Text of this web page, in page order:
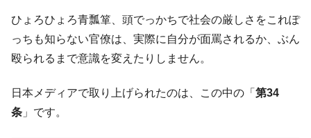
は韓国で『BYD』車は売れている。6カ月で対前年同期比
『Money1』
在韓米国大使スティールが着韓！⇒ さっそ
く空港に詰めかけ「出て行け！」「極右勢力」のプラカー
『Money1』
ータセンター整備」⇒ だから無理だってば。
ひょろひょろ青瓢箪、頭でっかちで社会の厳しさをこれぽ
っちも知らない官僚は、実際に自分が面罵されるか、ぶん
殴られるまで意識を変えたりしません。
日本メディアで取り上げられたのは、この中の「 第34
条 」です。